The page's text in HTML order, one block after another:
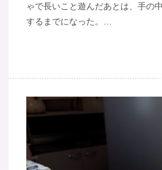
ゃで長いこと遊んだあとは、手の
するまでになった。…